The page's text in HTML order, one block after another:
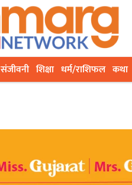
संजीवनी शिक्षा धर्म/राशिफल कथा